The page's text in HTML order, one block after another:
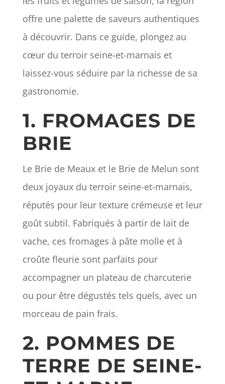
offre une palette de saveurs authentiques
à découvrir. Dans ce guide, plongez au
cœur du terroir seine-et-marnais et
laissez-vous séduire par la richesse de sa
gastronomie.
1. FROMAGES DE
BRIE
Le Brie de Meaux et le Brie de Melun sont
deux joyaux du terroir seine-et-marnais,
réputés pour leur texture crémeuse et leur
goût subtil. Fabriqués à partir de lait de
vache, ces fromages à pâte molle et à
croûte fleurie sont parfaits pour
accompagner un plateau de charcuterie
ou pour être dégustés tels quels, avec un
morceau de pain frais.
2. POMMES DE
TERRE DE SEINE-